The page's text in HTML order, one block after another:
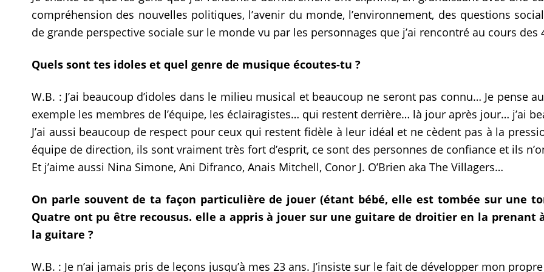
compréhension des nouvelles politiques, l’avenir du monde, l’environnement, des questions
de grande perspective sociale sur le monde vu par les personnages que j’ai rencontré au cours des
Quels sont tes idoles et quel genre de musique écoutes-tu ?
W.B. : J’ai beaucoup d’idoles dans le milieu musical et beaucoup ne seront pas connu… Je pense
exemple les membres de l’équipe, les éclairagistes… qui restent derrière… là jour après jour… j’ai
J’ai aussi beaucoup de respect pour ceux qui restent fidèle à leur idéal et ne cèdent pas à la
équipe de direction, ils sont vraiment très fort d’esprit, ce sont des personnes de confiance et ils
Et j’aime aussi Nina Simone, Ani Difranco, Anais Mitchell, Conor J. O’Brien aka The Villagers…
On parle souvent de ta façon particulière de jouer (étant bébé, elle est tombée sur une
Quatre ont pu être recousus. elle a appris à jouer sur une guitare de droitier en la prenant
la guitare ?
W.B. : Je n’ai jamais pris de leçons jusqu’à mes 23 ans. J’insiste sur le fait de développer mon